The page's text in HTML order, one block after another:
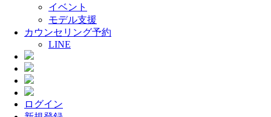
イベント
モデル支援
カウンセリング予約
LINE
ログイン